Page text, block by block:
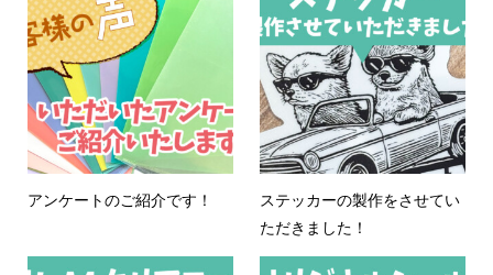
アンケートのご紹介です！
ステッカーの製作をさせてい
ただきました！